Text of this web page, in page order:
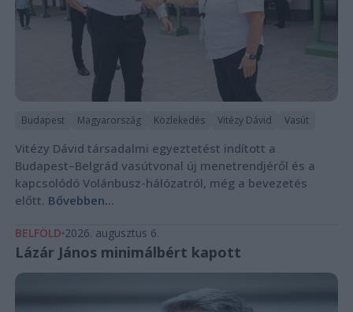
Budapest Magyarország Közlekedés Vitézy Dávid Vasút
Vitézy Dávid társadalmi egyeztetést indított a
Budapest–Belgrád vasútvonal új menetrendjéről és a
kapcsolódó Volánbusz-hálózatról, még a bevezetés
előtt. Bővebben...
BELFÖLD 2026. augusztus 6.
Lázár János minimálbért kapott